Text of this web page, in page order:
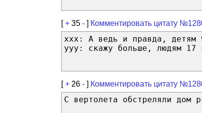
[+ 35 - ] Комментировать цитату
ххх: А ведь и правда, детям
ууу: скажу больше, людям 17
[+ 26 - ] Комментировать цитату
С вертолета обстреляли дом